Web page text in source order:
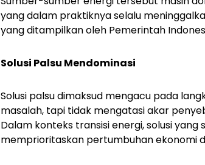
yang dalam praktiknya selalu
yang ditampilkan oleh Pemerintah
Solusi Palsu Mendominasi
Solusi palsu dimaksud mengacu pada
masalah, tapi tidak mengatasi akar
Dalam konteks transisi energi, solusi
memprioritaskan pertumbuhan ekonomi